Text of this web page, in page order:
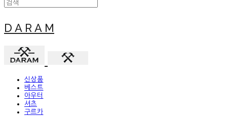
D A R A M
신상품
베스트
아우터
셔츠
구르카